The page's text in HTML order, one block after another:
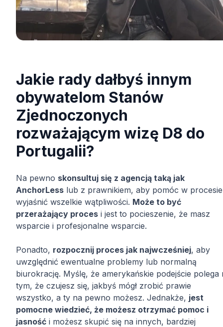
Jakie rady dałbyś innym
obywatelom Stanów
Zjednoczonych
rozważającym wizę D8 do
Portugalii?
Na pewno skonsultuj się z agencją taką jak
AnchorLess lub z prawnikiem, aby pomóc w
wyjaśnić wszelkie wątpliwości. Może to być
przerażający proces i jest to pocieszenie, że masz
wsparcie i profesjonalne wsparcie.
Ponadto, rozpocznij proces jak najwcześniej, aby
uwzględnić ewentualne problemy lub normalną
biurokrację. Myślę, że amerykańskie podejście polega
tym, że czujesz się, jakbyś mógł zrobić prawie
wszystko, a ty na pewno możesz. Jednakże, jest
pomocne wiedzieć, że możesz otrzymać pomoc i
jasność i możesz skupić się na innych, bardziej